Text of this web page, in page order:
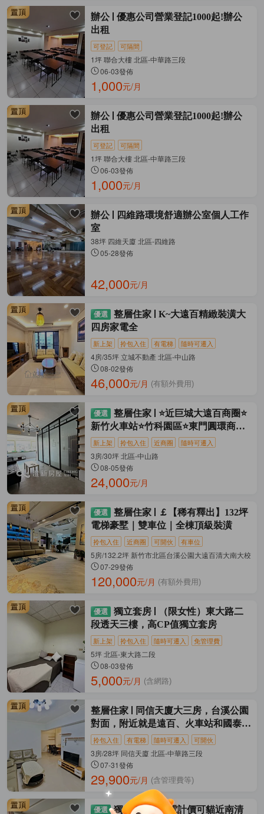
辦公
優惠公司營業登記1000起!辦公
出租
可登記 可隔間
1坪 聯合大樓 北區-中華路三段
06-03發佈
1,000元/月
辦公
優惠公司營業登記1000起!辦公
出租
可登記 可隔間
1坪 聯合大樓 北區-中華路三段
06-03發佈
1,000元/月
辦公
四維路環境舒適辦公室個人工作
室
38坪 四維天廈 北區-四維路
05-28發佈
42,000元/月
整層住家
K~大遠百精緻裝潢大
四房家電全
新上架 拎包入住 有電梯 隨時可遷入
4房/35坪 立城不動產 北區-中山路
08-02發佈
46,000元/月 (有額外費用)
整層住家
⭐近巨城大遠百商圈⭐
新竹火車站⭐竹科園區⭐東門圓環商圈
⭐新上架 拎包入住 近商圈 隨時可遷入
3房/30坪 北區-中山路
08-05發佈
24,000元/月
整層住家
￡【稀有釋出】132坪
電梯豪墅｜雙車位｜全棟頂級裝潢
拎包入住 近商圈 可開伙 有車位
5房/132.2坪 新竹市北區台溪公園大遠百清大南大校區
07-29發佈
120,000元/月 (有額外費用)
獨立套房
（限女性）東大路二
段透天三樓，高CP值獨立套房
新上架 拎包入住 隨時可遷入 免管理費
5坪 北區-東大路二段
08-03發佈
5,000元/月 (含網路)
整層住家
同信天廈大三房，台溪公園
對面，附近就是遠百、火車站和國泰醫
院
拎包入住 有電梯 隨時可遷入 可開伙
3房/28坪 同信天廈 北區-中華路三段
07-31發佈
29,900元/月 (含管理費等)
獨立套房 台電計價可貓近南清